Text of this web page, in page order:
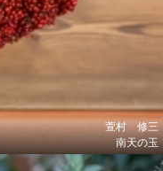
萱村 修三
南天の玉